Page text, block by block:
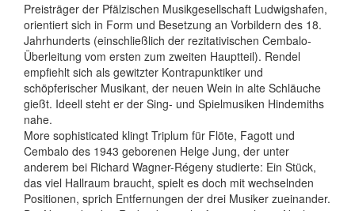
Preisträger der Pfälzischen Musikgesellschaft Ludwigshafen,
orientiert sich in Form und Besetzung an Vorbildern des 18.
Jahrhunderts (einschließlich der rezitativischen Cembalo-
Überleitung vom ersten zum zweiten Hauptteil). Rendel
empfiehlt sich als gewitzter Kontrapunktiker und
schöpferischer Musikant, der neuen Wein in alte Schläuche
gießt. Ideell steht er der Sing- und Spielmusiken Hindemiths
nahe.
More sophisticated klingt Triplum für Flöte, Fagott und
Cembalo des 1943 geborenen Helge Jung, der unter
anderem bei Richard Wagner-Régeny studierte: Ein Stück,
das viel Hallraum braucht, spielt es doch mit wechselnden
Positionen, sprich Entfernungen der drei Musiker zueinander.